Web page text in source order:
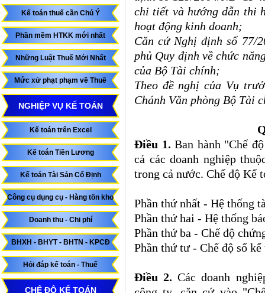
Kế toán thuế cần Chú Ý
Phần mềm HTKK mới nhất
Những Luật Thuế Mới Nhất
Mức xử phạt phạm về Thuế
NGHIỆP VỤ KẾ TOÁN
Kế toán trên Excel
Kế toán Tiền Lương
Kế toán Tài Sản Cố Định
Công cụ dụng cụ - Hàng tồn kho
Doanh thu - Chi phí
BHXH - BHYT - BHTN - KPCĐ
Hỏi đáp kế toán - Thuế
CHẾ ĐỘ KẾ TOÁN
chi tiết và hướng dẫn thi
hoạt động kinh doanh;
Căn cứ Nghị định số 77/
phủ Quy định về chức
của Bộ Tài chính;
Theo đề nghị của Vụ
Chánh Văn phòng Bộ Tài
Điều 1. Ban hành "Chế
cả các doanh nghiệp
trong cả nước. Chế độ Kế
Phần thứ nhất - Hệ thống
Phần thứ hai - Hệ thống
Phần thứ ba - Chế độ
Phần thứ tư - Chế độ sổ kế
Điều 2. Các doanh